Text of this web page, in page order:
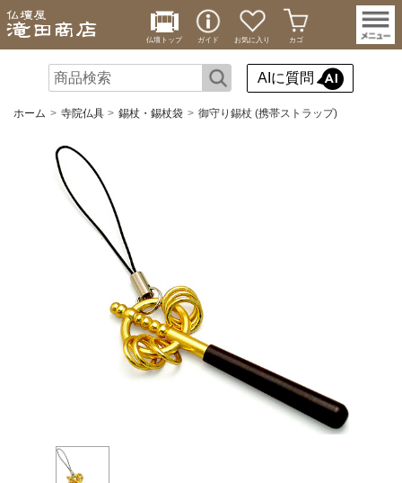
仏壇トップ ガイド お気に入り カゴ
AIに質問
ホーム 寺院仏具 錫杖・錫杖袋 御守り錫杖 (携帯ストラップ)